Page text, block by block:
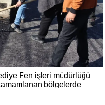
Fen işleri müdürlüğü
bölgelerde